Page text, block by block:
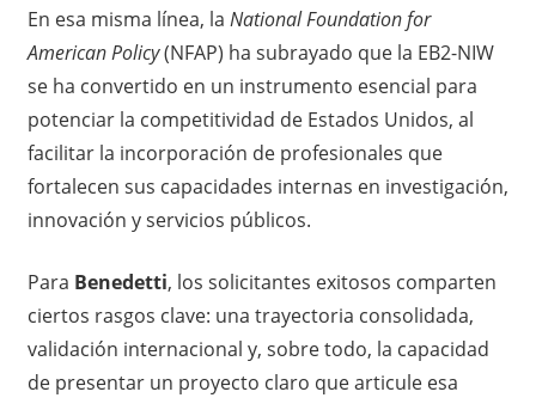
En esa misma línea, la National Foundation for
American Policy(NFAP) ha subrayado que la EB2-NIW
se ha convertido en un instrumento esencial para
potenciar la competitividad de Estados Unidos, al
facilitar la incorporación de profesionales que
fortalecen sus capacidades internas en investigación,
innovación y servicios públicos.
Para Benedetti, los solicitantes exitosos comparten
ciertos rasgos clave: una trayectoria consolidada,
validación internacional y, sobre todo, la capacidad
de presentar un proyecto claro que articule esa